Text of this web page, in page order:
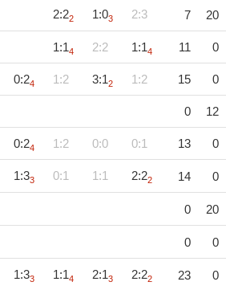
2:22 1:03 2:3 7 20
1:14 2:2 1:14 11 0
0:24 1:2 3:12 1:2 15 0
0 12
0:24 1:2 0:0 0:1 13 0
1:33 0:1 1:1 2:22 14 0
0 20
0 0
1:33 1:14 2:13 2:22 23 0